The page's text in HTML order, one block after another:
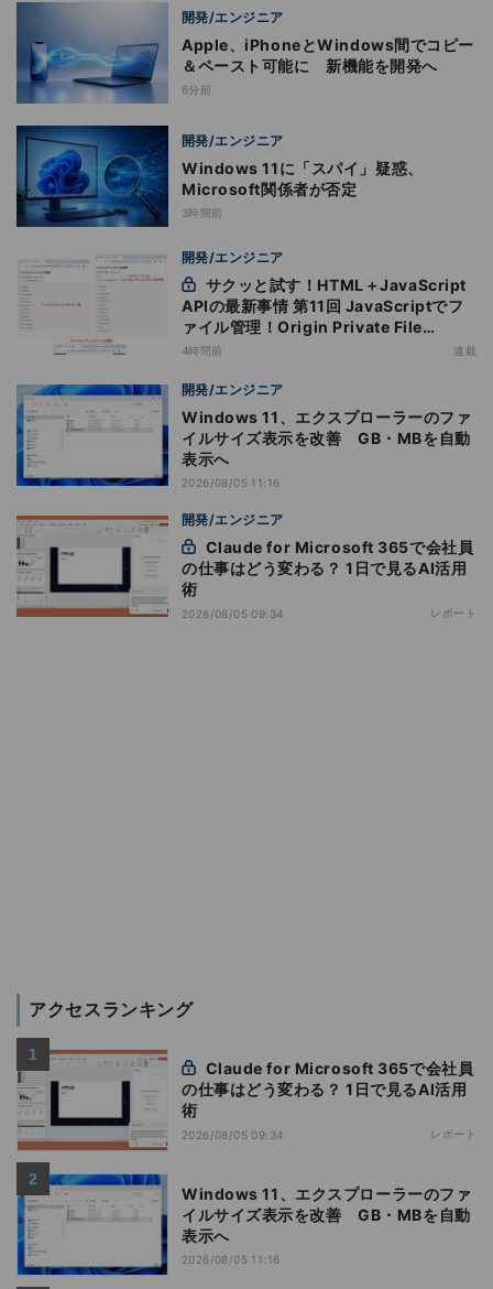
開発/エンジニア
Apple、iPhoneとWindows間でコピー
＆ペースト可能に 新機能を開発へ
6分前
開発/エンジニア
Windows 11に「スパイ」疑惑、
Microsoft関係者が否定
3時間前
開発/エンジニア
APIの最新事情 第11回 JavaScriptでフ
ァイル管理！Origin Private File
Systemを活用する
4時間前 連載
開発/エンジニア
Windows 11、エクスプローラーのファ
イルサイズ表示を改善 GB・MBを自動
表示へ
2026/08/05 11:16
開発/エンジニア
の仕事はどう変わる？ 1日で見るAI活用
術
2026/08/05 09:34 レポート
アクセスランキング
の仕事はどう変わる？ 1日で見るAI活用
術
2026/08/05 09:34 レポート
Windows 11、エクスプローラーのファ
イルサイズ表示を改善 GB・MBを自動
表示へ
2026/08/05 11:16